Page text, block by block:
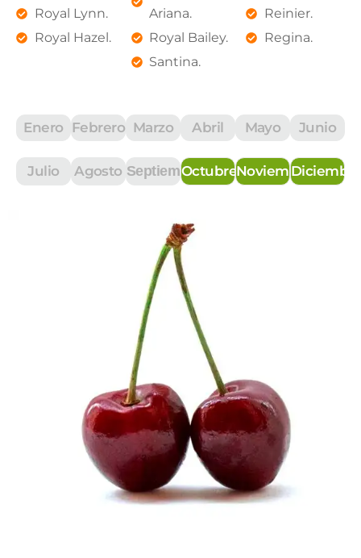
Royal Lynn.
Royal Hazel.
Ariana.
Royal Bailey.
Santina.
Reinier.
Regina.
Enero Febrero Marzo Abril Mayo Junio
Julio Agosto SeptiembreOctubreNoviembre